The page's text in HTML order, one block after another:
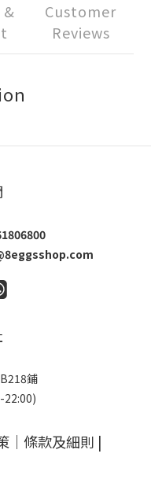
Customer
Reviews
鋪
22:00)
｜ 條款及細則 |